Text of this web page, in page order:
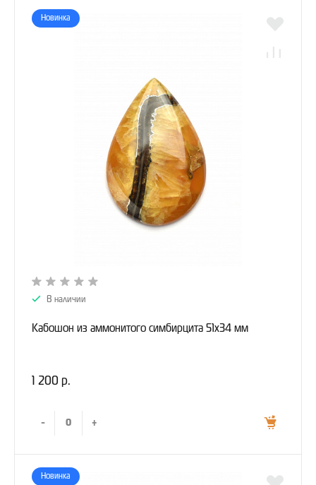
Новинка
В наличии
Кабошон из аммонитого симбирцита 51х34 мм
1 200 р.
- +
Новинка